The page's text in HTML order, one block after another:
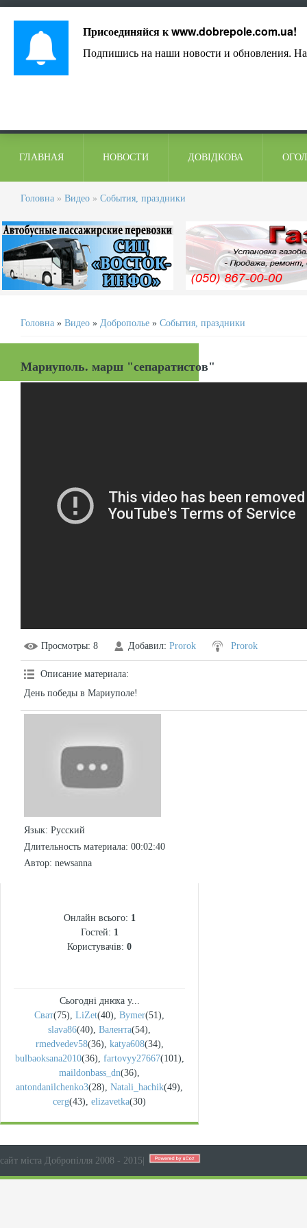
ГЛАВНАЯ НОВОСТИ ДОВІДКОВА
Головна » Видео » События, праздники
Головна » Видео » Доброполье » События, праздники
Мариуполь. марш "сепаратистов"
Просмотры: 8 Добавил: Prorok Prorok
Описание материала:
День победы в Мариуполе!
Язык: Русский
Длительность материала: 00:02:40
Автор: newsanna
Онлайн всього: 1
Гостей: 1
Користувачів: 0
Сьогодні днюха у...
Сват(75), LiZet(40), Bymer(51),
slava86(40), Валента(54),
rmedvedev58(36), katya608(34),
bulbaoksana2010(36), fartovyy27667(101),
maildonbass_dn(36),
antondanilchenko3(28), Natali_hachik(49),
cerg(43), elizavetka(30)
сайт міста Добропілля 2008 - 2015
Присоединяйся кwww.dobrepole.com.ua!
Подпишись на наши новости и обновления.